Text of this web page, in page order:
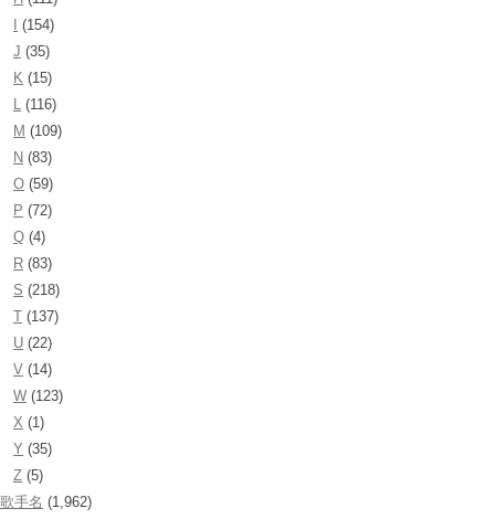
(154)
J (35)
K (15)
L (116)
M (109)
N (83)
O (59)
P (72)
Q (4)
R (83)
S (218)
T (137)
U (22)
V (14)
W (123)
X (1)
Y (35)
Z (5)
歌手名 (1,962)